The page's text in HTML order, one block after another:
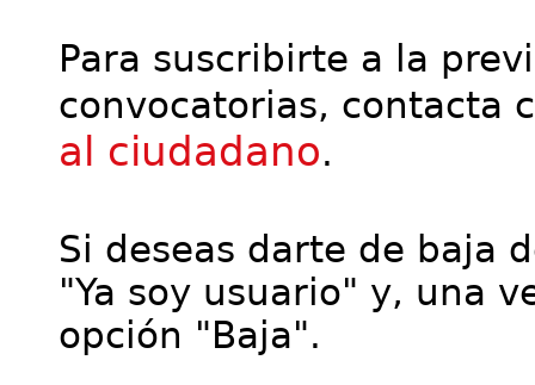
Para suscribirte a la
convocatorias, contacta
al ciudadano.
Si deseas darte de baja
"Ya soy usuario" y, una
opción "Baja".